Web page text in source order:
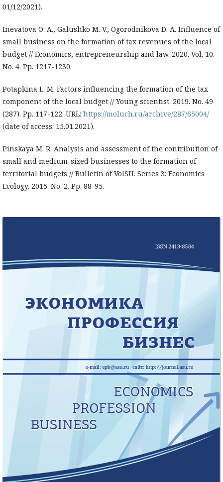
01/12/2021).
Inevatova O. A., Galushko M. V., Ogorodnikova D. A. Influence of
small business on the formation of tax revenues of the local
budget // Economics, entrepreneurship and law. 2020. Vol. 10.
No. 4. Pp. 1217-1230.
Potapkina L. M. Factors influencing the formation of the tax
component of the local budget // Young scientist. 2019. No. 49
(287). Pp. 117-122. URL: https://moluch.ru/archive/287/65004/
(date of access: 15.01.2021).
Pinskaya M. R. Analysis and assessment of the contribution of
small and medium-sized businesses to the formation of
territorial budgets // Bulletin of VolSU. Series 3: Economics
Ecology. 2015. No. 2. Pp. 88-95.